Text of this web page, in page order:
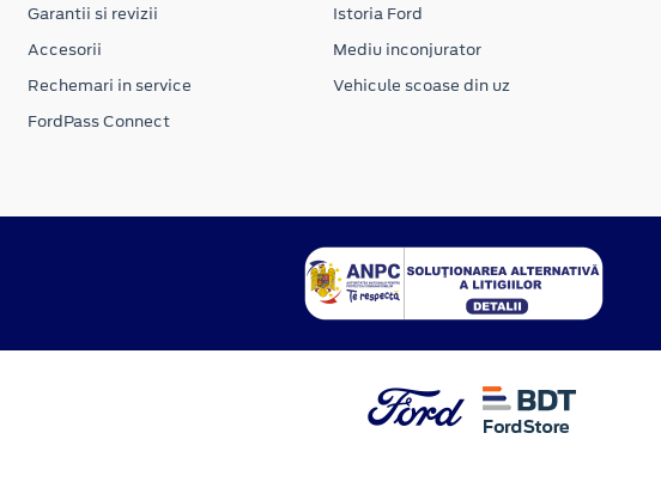
Garantii si revizii
Accesorii
Rechemari in service
FordPass Connect
Istoria Ford
Mediu inconjurator
Vehicule scoase din uz